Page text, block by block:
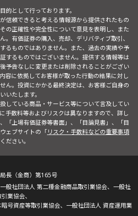
的として行っております。
信頼できると考える情報源から提供されたもの
の正確性や完全性について意見を表明し、また
。有価証券の購入、売却、デリバティブ取引、
るものではありません。また、過去の実績や予
するものではございません。提供する情報等は
予告なしに変更または削除されることがござい
容に依拠してお客様が取った行動の結果に対し
ん。投資にかかる最終決定は、お客様ご自身の
いたします。
している商品・サービス等について言及してい
手数料等およびリスクは異なりますので、詳し
「上場有価証券等書面」、「目論見書」、「目
ェブサイトの「リスク・手数料などの重要事項
ださい。
長（金商）第165号
般社団法人 第二種金融商品取引業協会、一般社
業協会、
号資産等取引業協会、一般社団法人 資産運用業